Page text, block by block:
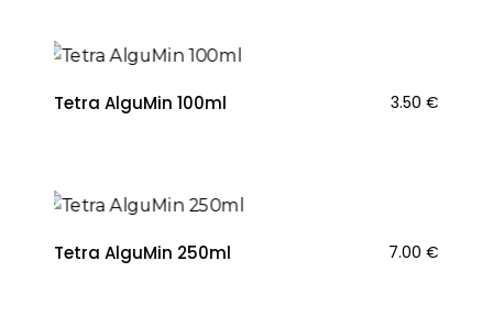
Tetra AlguMin 100ml 3.50 €
Tetra AlguMin 250ml 7.00 €